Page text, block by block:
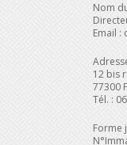
Nom
Email :
12 bis
77300
Tél. :
Forme